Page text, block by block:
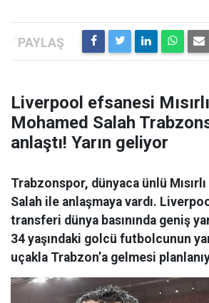
Liverpool efsanesi Mısırlı
Mohamed Salah
anlaştı! Yarın geliyor
Trabzonspor, dünyaca ünlü Mısırlı
Salah ile anlaşmaya vardı.
transferi dünya basınında geniş
34 yaşındaki golcü futbolcunun
uçakla Trabzon’a gelmesi